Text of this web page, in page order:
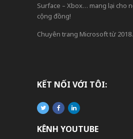
Surface – Xbox… mang lại cho
cộng đồng!
Chuyên trang Microsoft từ 2018.
KẾT NỐI VỚI TÔI:
KÊNH YOUTUBE